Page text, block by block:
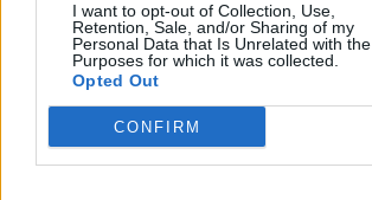
I want to opt-out of Collection, Use,
Retention, Sale, and/or Sharing of my
Personal Data that Is Unrelated with the
Purposes for which it was collected.
Opted Out
CONFIRM